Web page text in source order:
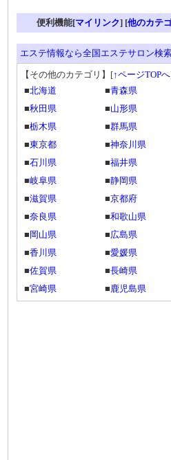
便利機能[マイリンク] [他のカテ
エステ情報なら全国エステサロン検
【その他のカテゴリ】 [↑ページTOPへ
■北海道 ■青森県
■秋田県 ■山形県
■栃木県 ■群馬県
■東京都 ■神奈川県
■石川県 ■福井県
■岐阜県 ■静岡県
■滋賀県 ■京都府
■奈良県 ■和歌山県
■ 岡山県 ■広島県
■香川県 ■愛媛県
■佐賀県 ■長崎県
■宮崎県 ■鹿児島県